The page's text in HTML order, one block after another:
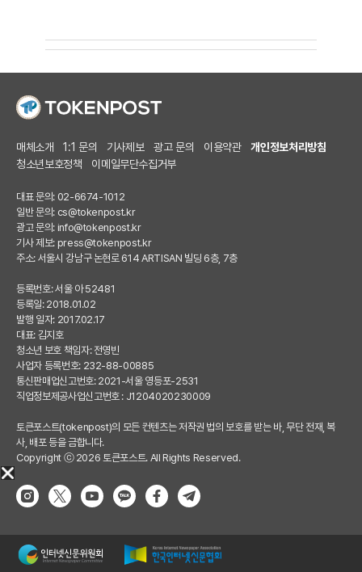
매체소개 1:1 문의 기사제보 광고 문의 이용약관
개인정보처리방침
청소년보호정책
이메일무단수집거부
대표 문의: 02-6674-1012
일반 문의: cs@tokenpost.kr
광고 문의: info@tokenpost.kr
기사 제보: press@tokenpost.kr
주소: 서울시 강남구 논현로 614 ARTISAN 빌딩 6층, 7층
등록번호: 서울 아 52481
등록일: 2018.01.02
발행 일자: 2017.02.17
대표: 김지호
청소년 보호 책임자: 전영빈
사업자 등록번호: 232-88-00885
통신판매업신고번호: 2021-서울 영등포-2531
직업정보제공사업신고번호 : J1204020230009
토큰포스트(tokenpost)의 모든 컨텐츠는 저작권 법의 보호를 받는 바, 무단 전재, 복
사, 배포 등을 금합니다.
Copyright ⓒ 2026 토큰포스트. All Rights Reserved.